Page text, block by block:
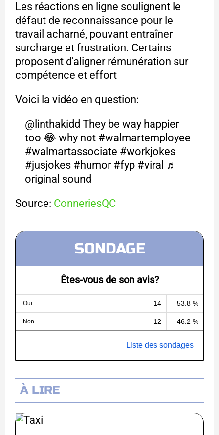
Les réactions en ligne soulignent le
défaut de reconnaissance pour le
travail acharné, pouvant entraîner
surcharge et frustration. Certains
proposent d'aligner rémunération sur
compétence et effort
Voici la vidéo en question:
@linthakidd They be way happier
too 😂 why not #walmartemployee
#walmartassociate #workjokes
#jusjokes #humor #fyp #viral ♬
original sound
Source: ConneriesQC
SONDAGE
Êtes-vous de son avis?
Oui 14 53.8 %
Non 12 46.2 %
Liste des sondages
À LIRE